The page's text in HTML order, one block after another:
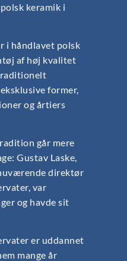
keramik i
i håndlavet polsk
af høj kvalitet
former,
og årtiers
går mere
Gustav Laske,
direktør
var
og havde sit
er uddannet
mange år